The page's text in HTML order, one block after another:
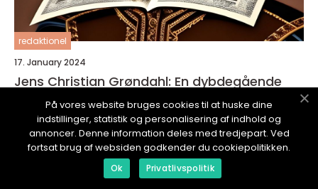
redaktionel
17. January 2024
Jens Christian Grøndahl: En dybdegående
præsentation af hans bøger
På vores website bruges cookies til at huske dine
indstillinger, statistik og personalisering af indhold og
annoncer. Denne information deles med tredjepart. Ved
fortsat brug af websiden godkender du cookiepolitikken.
Ok Privatlivspolitik